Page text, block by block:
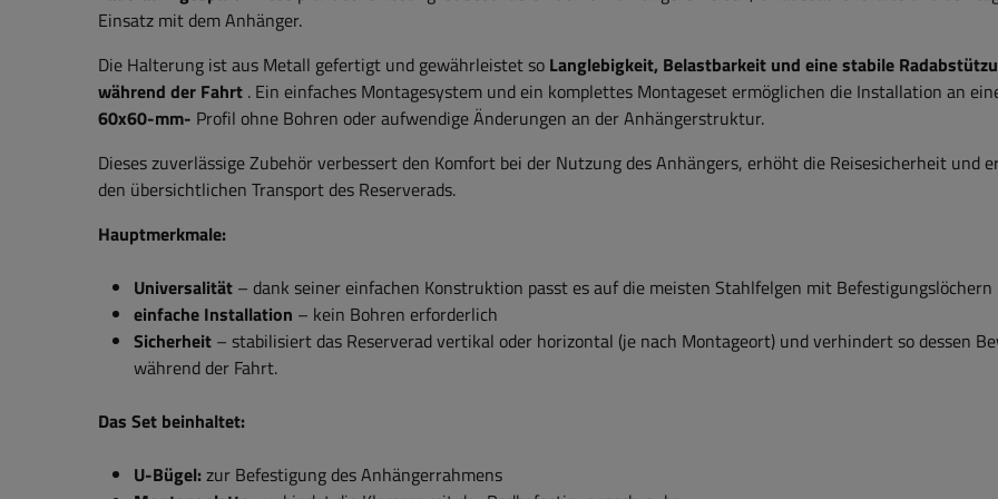
Einsatz mit dem Anhänger.
Die Halterung ist aus Metall gefertigt und gewährleistet so Langlebigkeit, Belastbarkeit und eine stabile
während der Fahrt . Ein einfaches Montagesystem und ein komplettes Montageset ermöglichen die Installation an
60x60-mm- Profil ohne Bohren oder aufwendige Änderungen an der Anhängerstruktur.
Dieses zuverlässige Zubehör verbessert den Komfort bei der Nutzung des Anhängers, erhöht die Reisesicherheit und
den übersichtlichen Transport des Reserverads.
Hauptmerkmale:
Universalität – dank seiner einfachen Konstruktion passt es auf die meisten Stahlfelgen mit Befestigungslöchern
einfache Installation – kein Bohren erforderlich
Sicherheit – stabilisiert das Reserverad vertikal oder horizontal (je nach Montageort) und verhindert so dessen
während der Fahrt.
Das Set beinhaltet:
U-Bügel:zur Befestigung des Anhängerrahmens